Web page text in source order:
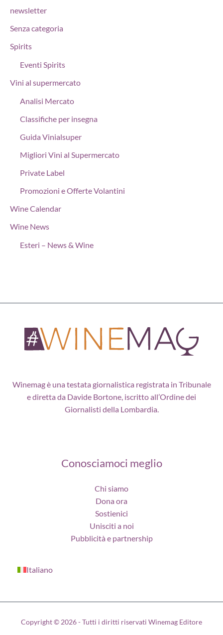
newsletter
Senza categoria
Spirits
Eventi Spirits
Vini al supermercato
Analisi Mercato
Classifiche per insegna
Guida Vinialsuper
Migliori Vini al Supermercato
Private Label
Promozioni e Offerte Volantini
Wine Calendar
Wine News
Esteri – News & Wine
Winemag è una testata giornalistica registrata in Tribunale
e diretta da Davide Bortone, iscritto all’Ordine dei
Giornalisti della Lombardia.
Conosciamoci meglio
Chi siamo
Dona ora
Sostienici
Unisciti a noi
Pubblicità e partnership
Italiano
Copyright © 2026 - Tutti i diritti riservati Winemag Editore